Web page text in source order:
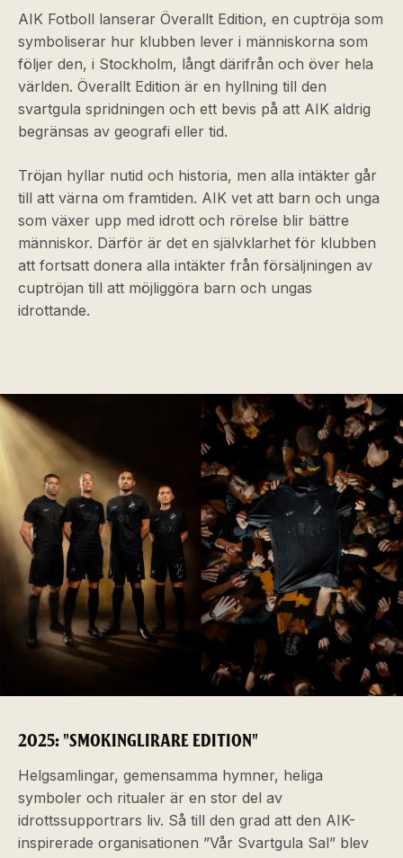
AIK Fotboll lanserar Överallt Edition, en cuptröja som
symboliserar hur klubben lever i människorna som
följer den, i Stockholm, långt därifrån och över hela
världen. Överallt Edition är en hyllning till den
svartgula spridningen och ett bevis på att AIK aldrig
begränsas av geografi eller tid.
Tröjan hyllar nutid och historia, men alla intäkter går
till att värna om framtiden. AIK vet att barn och unga
som växer upp med idrott och rörelse blir bättre
människor. Därför är det en självklarhet för klubben
att fortsatt donera alla intäkter från försäljningen av
cuptröjan till att möjliggöra barn och ungas
idrottande.
2025: "SMOKINGLIRARE EDITION"
Helgsamlingar, gemensamma hymner, heliga
symboler och ritualer är en stor del av
idrottssupportrars liv. Så till den grad att den AIK-
inspirerade organisationen ”Vår Svartgula Sal” blev